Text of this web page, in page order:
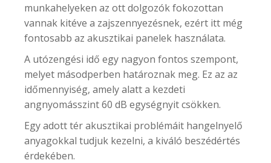
munkahelyeken az ott dolgozók fokozottan
vannak kitéve a zajszennyezésnek, ezért itt még
fontosabb az akusztikai panelek használata.
A utózengési idő egy nagyon fontos szempont,
melyet másodperben határoznak meg. Ez az az
időmennyiség, amely alatt a kezdeti
angnyomásszint 60 dB egységnyit csökken.
Egy adott tér akusztikai problémáit hangelnyelő
anyagokkal tudjuk kezelni, a kiváló beszédértés
érdekében.